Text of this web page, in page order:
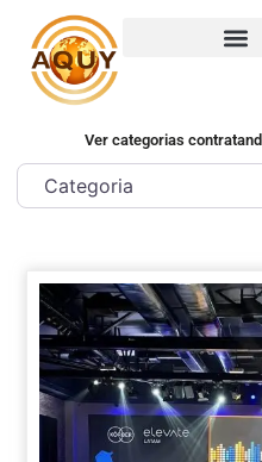
Ver categorias